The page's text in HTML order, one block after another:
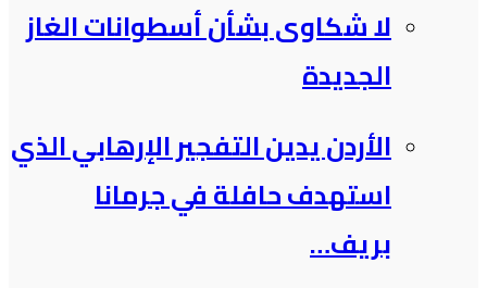
لا شكاوى بشأن أسطوانات الغاز
الجديدة
الأردن يدين التفجير الإرهابي الذي
استهدف حافلة في جرمانا
بريف…